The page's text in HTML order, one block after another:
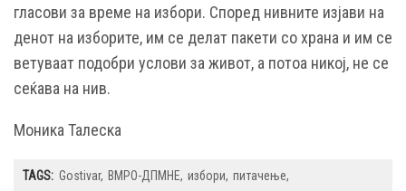
гласови за време на избори. Според нивните изјави на
денот на изборите, им се делат пакети со храна и им се
ветуваат подобри услови за живот, а потоа никој, не се
сеќава на нив.
Моника Талеска
TAGS: Gostivar ВМРО-ДПМНЕ избори питачење